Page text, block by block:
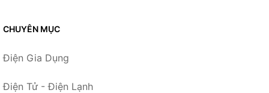
CHUYÊN MỤC
Điện Gia Dụng
Điện Tử - Điện Lạnh